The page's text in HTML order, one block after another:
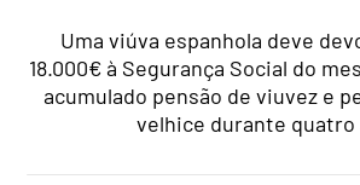
Uma viúva espanhola deve
18.000€ à Segurança Social do
acumulado pensão de viuvez e
velhice durante quatro